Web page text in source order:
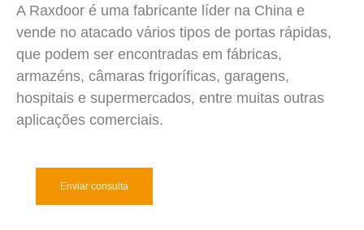
A Raxdoor é uma fabricante líder na China e
vende no atacado vários tipos de portas rápidas,
que podem ser encontradas em fábricas,
armazéns, câmaras frigoríficas, garagens,
hospitais e supermercados, entre muitas outras
aplicações comerciais.
Enviar consulta